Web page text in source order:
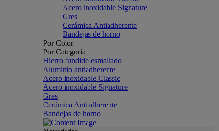
Acero inoxidable Signature
Gres
Cerámica Antiadherente
Bandejas de horno
Por Color
Por Categoría
Hierro fundido esmaltado
Aluminio antiadherente
Acero inoxidable Classic
Acero inoxidable Signature
Gres
Cerámica Antiadherente
Bandejas de horno